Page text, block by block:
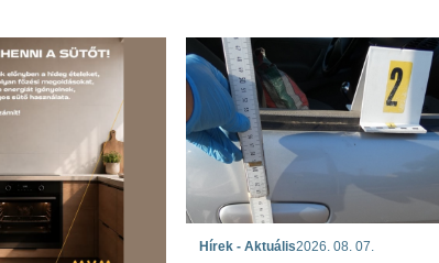
Hírek - Aktuális2026. 08. 07.